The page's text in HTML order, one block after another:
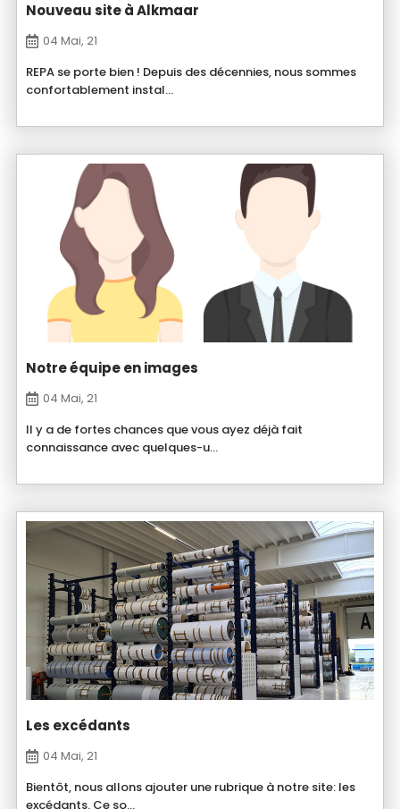
Nouveau site à Alkmaar
04 Mai, 21
REPA se porte bien ! Depuis des décennies, nous sommes
confortablement instal...
Notre équipe en images
04 Mai, 21
Il y a de fortes chances que vous ayez déjà fait
connaissance avec quelques-u...
Les excédants
04 Mai, 21
Bientôt, nous allons ajouter une rubrique à notre site: les
excédants. Ce so...